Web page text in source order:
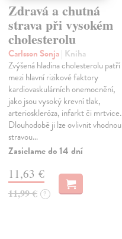
Zdravá a chutná
strava při vysokém
cholesterolu
Carlsson Sonja| Kniha
Zvýšená hladina cholesterolu patří
mezi hlavní rizikové faktory
kardiovaskulárních onemocnění,
jako jsou vysoký krevní tlak,
arterioskleróza, infarkt či mrtvice.
Dlouhodobě ji lze ovlivnit vhodnou
stravou…
Zasielame do 14 dní
11,63 €
11,99 € ?